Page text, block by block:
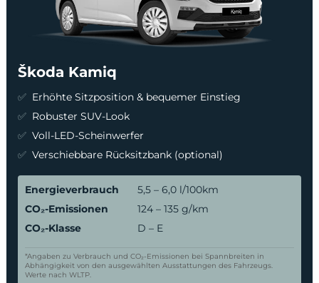
Škoda Kamiq
Erhöhte Sitzposition & bequemer Einstieg
Robuster SUV-Look
Voll-LED-Scheinwerfer
Verschiebbare Rücksitzbank (optional)
Energieverbrauch
5,5 – 6,0 l/100km
CO₂-Emissionen
124 – 135 g/km
CO₂-Klasse
D – E
*Angaben zu Verbrauch und CO₂-Emissionen bei Spannbreiten in
Abhängigkeit von den ausgewählten Ausstattungen des Fahrzeugs.
Werte nach WLTP.